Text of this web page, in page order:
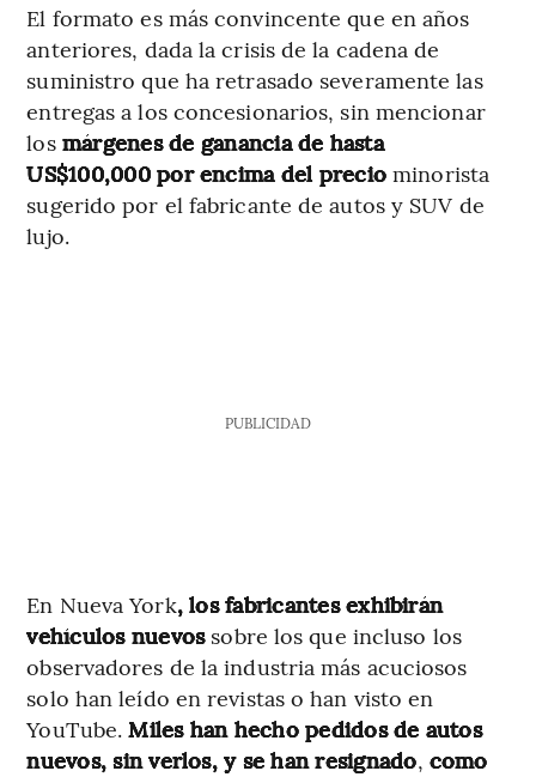
El formato es más convincente que en años
anteriores, dada la crisis de la cadena de
suministro que ha retrasado severamente las
entregas a los concesionarios, sin mencionar
losmárgenes de ganancia de hasta
US$100,000 por encima del precio minorista
sugerido por el fabricante de autos y SUV de
lujo.
PUBLICIDAD
En Nueva York, los fabricantes exhibirán
vehículos nuevossobre los que incluso los
observadores de la industria más acuciosos
solo han leído en revistas o han visto en
YouTube.Miles han hecho pedidos de autos
nuevos, sin verlos, y se han resignado, como